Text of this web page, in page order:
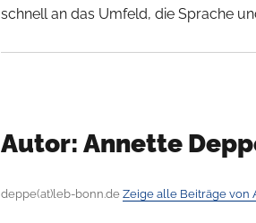
schnell an das Umfeld, die Sprache
Autor: Annette
deppe(at)leb-bonn.deZeige alle Beiträge von